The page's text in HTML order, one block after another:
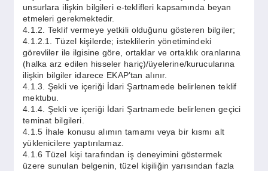
unsurlara ilişkin bilgileri e-teklifleri kapsamında beyan
etmeleri gerekmektedir.
4.1.2. Teklif vermeye yetkili olduğunu gösteren bilgiler;
4.1.2.1. Tüzel kişilerde; isteklilerin yönetimindeki
görevliler ile ilgisine göre, ortaklar ve ortaklık oranlarına
(halka arz edilen hisseler hariç)/üyelerine/kurucularına
ilişkin bilgiler idarece EKAP’tan alınır.
4.1.3. Şekli ve içeriği İdari Şartnamede belirlenen teklif
mektubu.
4.1.4. Şekli ve içeriği İdari Şartnamede belirlenen geçici
teminat bilgileri.
4.1.5 İhale konusu alımın tamamı veya bir kısmı alt
yüklenicilere yaptırılamaz.
4.1.6 Tüzel kişi tarafından iş deneyimini göstermek
üzere sunulan belgenin, tüzel kişiliğin yarısından fazla